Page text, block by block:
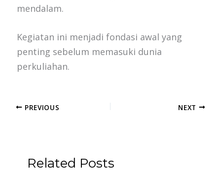
mendalam.
Kegiatan ini menjadi fondasi awal yang
penting sebelum memasuki dunia
perkuliahan.
PREVIOUS NEXT
Related Posts